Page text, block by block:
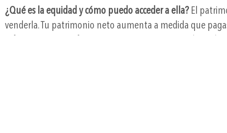
¿Qué es la equidad y cómo puedo acceder a ella?El
venderla. Tu patrimonio neto aumenta a medida que
refinanciación en efectivo o un préstamo o línea de